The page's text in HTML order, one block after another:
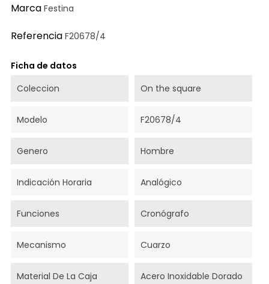
Marca Festina
Referencia F20678/4
Ficha de datos
Coleccion
On the square
Modelo F20678/4
Genero Hombre
Indicación Horaria Analógico
Funciones Cronógrafo
Mecanismo Cuarzo
Material De La Caja Acero Inoxidable Dorado